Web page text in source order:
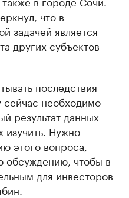
что в
задачей является
других субъектов
последствия
необходимо
результат данных
изучить. Нужно
этого вопроса,
обсуждению, чтобы в
для инвесторов